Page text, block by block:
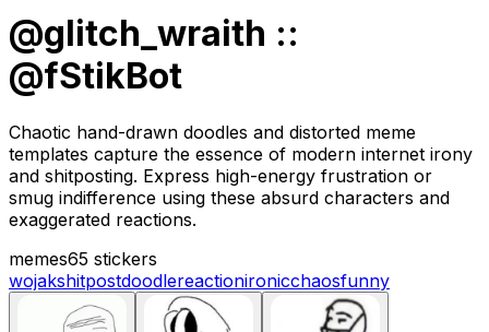
@glitch_wraith ::
@fStikBot
Chaotic hand-drawn doodles and distorted meme
templates capture the essence of modern internet irony
and shitposting. Express high-energy frustration or
smug indifference using these absurd characters and
exaggerated reactions.
memes65 stickers
wojakshitpostdoodlereactionironicchaosfunny